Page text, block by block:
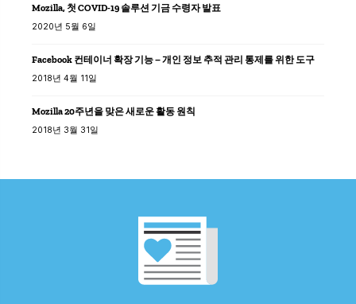
Mozilla, 첫 COVID-19 솔루션 기금 수령자 발표
2020년 5월 6일
Facebook 컨테이너 확장 기능 – 개인 정보 추적 관리 통제를 위한 도구
2018년 4월 11일
Mozilla 20주년을 맞은 새로운 활동 원칙
2018년 3월 31일